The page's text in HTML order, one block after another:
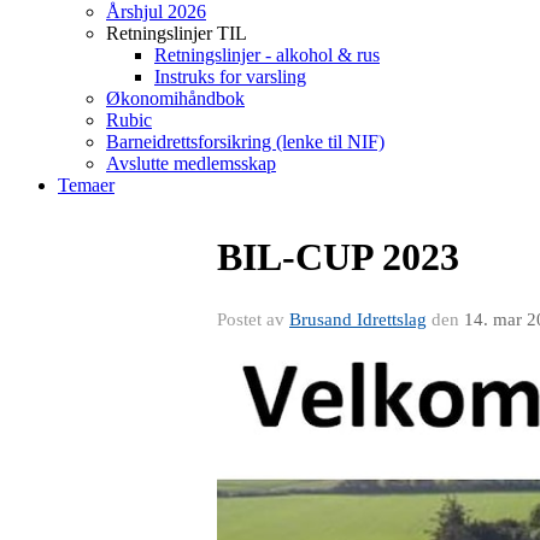
Årshjul 2026
Retningslinjer TIL
Retningslinjer - alkohol & rus
Instruks for varsling
Økonomihåndbok
Rubic
Barneidrettsforsikring (lenke til NIF)
Avslutte medlemsskap
Temaer
BIL-CUP 2023
Postet av Brusand Idrettslag den 14. mar